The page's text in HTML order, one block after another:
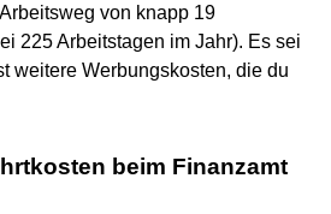
von knapp 19
225 Arbeitstagen im Jahr). Es sei
weitere Werbungskosten, die du
beim Finanzamt